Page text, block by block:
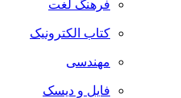
فرهنگ لغت
کتاب الکترونیک
مهندسی
فایل و دیسک